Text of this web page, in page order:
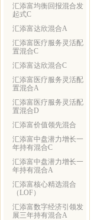
汇添富均衡回报混合发
起式C
汇添富达欣混合A
汇添富医疗服务灵活配
置混合C
汇添富达欣混合C
汇添富医疗服务灵活配
置混合A
汇添富医疗服务灵活配
置混合D
汇添富价值领先混合
汇添富中盘潜力增长一
年持有混合C
汇添富中盘潜力增长一
年持有混合A
汇添富核心精选混合
（LOF）
汇添富数字经济引领发
展三年持有混合A